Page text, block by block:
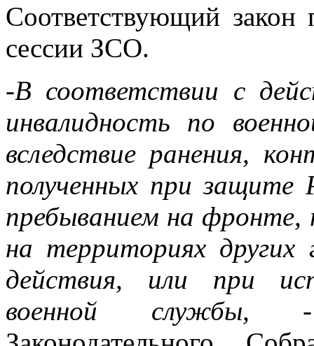
Соответствующий
сессии ЗСО.
-В соответствии с
инвалидность по
вследствие ранения,
полученных при защите
пребыванием на фронте,
на территориях других
действия, или при
военной службы, -